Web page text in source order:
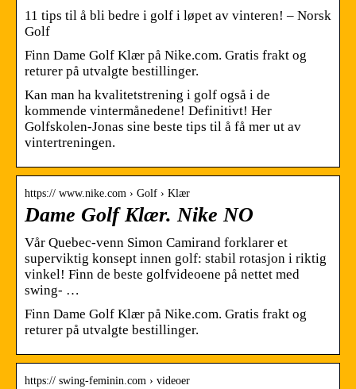
11 tips til å bli bedre i golf i løpet av vinteren! – Norsk
Golf
Finn Dame Golf Klær på Nike.com. Gratis frakt og
returer på utvalgte bestillinger.
Kan man ha kvalitetstrening i golf også i de
kommende vintermånedene! Definitivt! Her
Golfskolen-Jonas sine beste tips til å få mer ut av
vintertreningen.
https:// www.nike.com › Golf › Klær
Dame Golf Klær. Nike NO
Vår Quebec-venn Simon Camirand forklarer et
superviktig konsept innen golf: stabil rotasjon i riktig
vinkel! Finn de beste golfvideoene på nettet med
swing- …
Finn Dame Golf Klær på Nike.com. Gratis frakt og
returer på utvalgte bestillinger.
https:// swing-feminin.com › videoer